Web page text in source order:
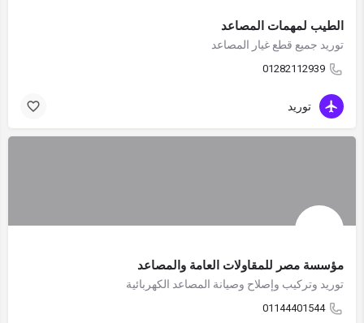
الطيب لمهمات المصاعد
توريد جميع قطع غيار المصاعد
01282112939
توريد
مؤسسة مصر للمقاولات العامة والمصاعد
توريد وتركيب وإصلاح وصيانة المصاعد الكهربائية
01144401544